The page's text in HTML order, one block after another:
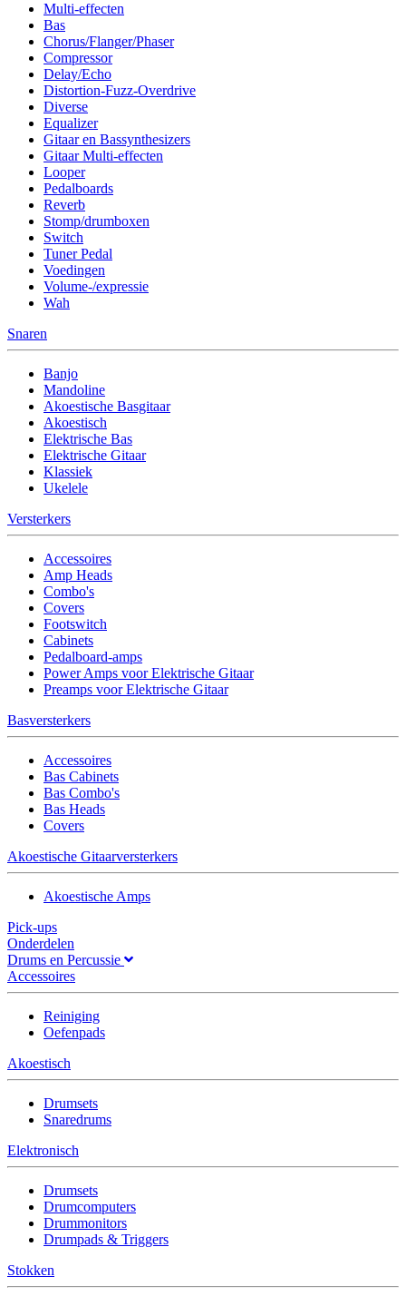
Multi-effecten
Bas
Chorus/Flanger/Phaser
Compressor
Delay/Echo
Distortion-Fuzz-Overdrive
Diverse
Equalizer
Gitaar en Bassynthesizers
Gitaar Multi-effecten
Looper
Pedalboards
Reverb
Stomp/drumboxen
Switch
Tuner Pedal
Voedingen
Volume-/expressie
Wah
Snaren
Banjo
Mandoline
Akoestische Basgitaar
Akoestisch
Elektrische Bas
Elektrische Gitaar
Klassiek
Ukelele
Versterkers
Accessoires
Amp Heads
Combo's
Covers
Footswitch
Cabinets
Pedalboard-amps
Power Amps voor Elektrische Gitaar
Preamps voor Elektrische Gitaar
Basversterkers
Accessoires
Bas Cabinets
Bas Combo's
Bas Heads
Covers
Akoestische Gitaarversterkers
Akoestische Amps
Pick-ups
Onderdelen
Drums en Percussie
Accessoires
Reiniging
Oefenpads
Akoestisch
Drumsets
Snaredrums
Elektronisch
Drumsets
Drumcomputers
Drummonitors
Drumpads & Triggers
Stokken